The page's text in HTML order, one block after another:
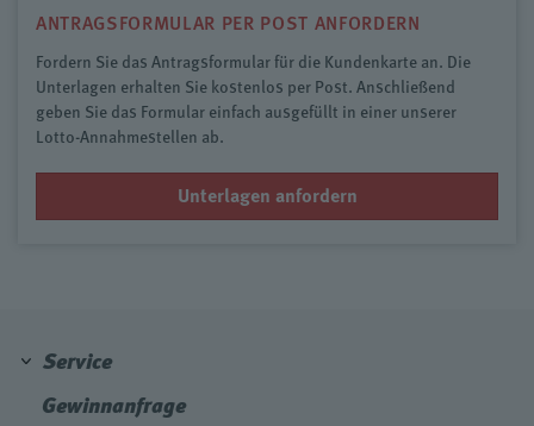
ANTRAGSFORMULAR PER POST ANFORDERN
Fordern Sie das Antragsformular für die Kundenkarte an. Die
Unterlagen erhalten Sie kostenlos per Post. Anschließend
geben Sie das Formular einfach ausgefüllt in einer unserer
Lotto-Annahmestellen ab.
Unterlagen anfordern
Service
Gewinnanfrage